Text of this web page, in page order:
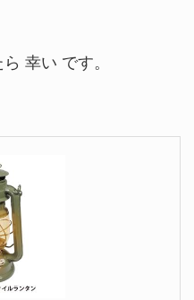
幸い です。